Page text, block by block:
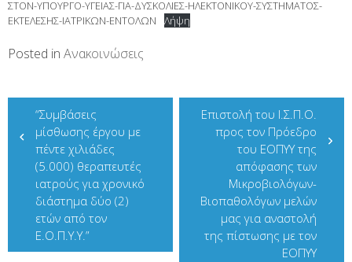
ΣΤΟΝ-ΥΠΟΥΡΓΟ-ΥΓΕΙΑΣ-ΓΙΑ-ΔΥΣΚΟΛΙΕΣ-ΗΛΕΚΤΟΝΙΚΟΥ-ΣΥΣΤΗΜΑΤΟΣ-
ΕΚΤΕΛΕΣΗΣ-ΙΑΤΡΙΚΩΝ-ΕΝΤΟΛΩΝ
Λήψη
Posted in Ανακοινώσεις
Πλοήγηση
άρθρων
“Συμβάσεις
μίσθωσης έργου με
πέντε χιλιάδες
(5.000) θεραπευτές
ιατρούς για χρονικό
διάστημα δύο (2)
ετών από τον
Ε.Ο.Π.Υ.Υ.”
Επιστολή του Ι.Σ.Π.Ο.
προς τον Πρόεδρο
του ΕΟΠΥΥ της
απόφασης των
Μικροβιολόγων-
Βιοπαθολόγων μελών
μας για αναστολή
της πίστωσης με τον
ΕΟΠΥΥ